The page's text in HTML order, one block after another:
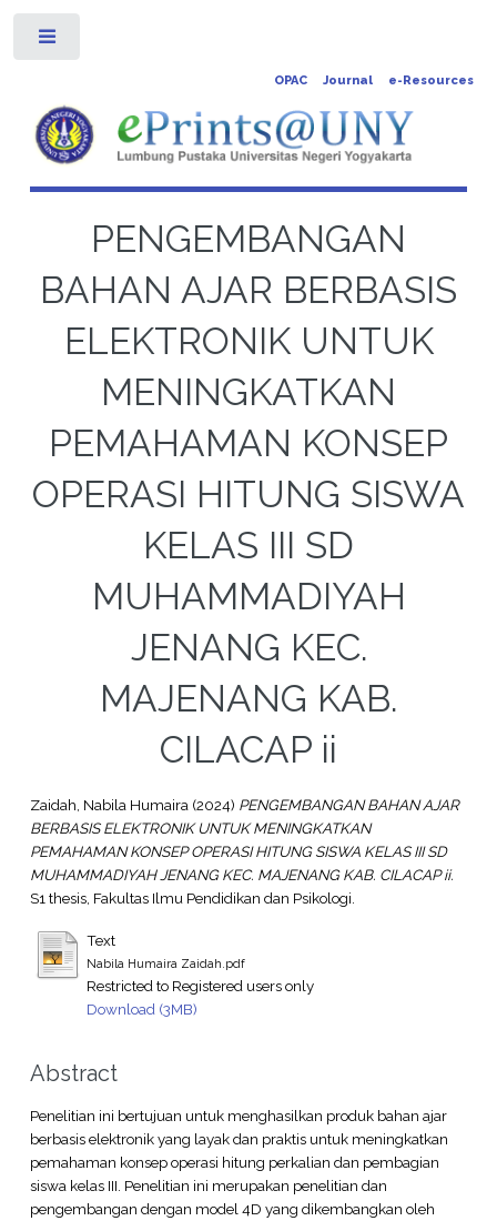
OPAC Journal e-Resources
PENGEMBANGAN
BAHAN AJAR BERBASIS
ELEKTRONIK UNTUK
MENINGKATKAN
PEMAHAMAN KONSEP
OPERASI HITUNG SISWA
KELAS III SD
MUHAMMADIYAH
JENANG KEC.
MAJENANG KAB.
CILACAP ii
Zaidah, Nabila Humaira(2024) PENGEMBANGAN BAHAN AJAR
BERBASIS ELEKTRONIK UNTUK MENINGKATKAN
PEMAHAMAN KONSEP OPERASI HITUNG SISWA KELAS III SD
MUHAMMADIYAH JENANG KEC. MAJENANG KAB. CILACAP ii.
S1 thesis, Fakultas Ilmu Pendidikan dan Psikologi.
Text
Nabila Humaira Zaidah.pdf
Restricted to Registered users only
Download (3MB)
Abstract
Penelitian ini bertujuan untuk menghasilkan produk bahan ajar
berbasis elektronik yang layak dan praktis untuk meningkatkan
pemahaman konsep operasi hitung perkalian dan pembagian
siswa kelas III. Penelitian ini merupakan penelitian dan
pengembangan dengan model 4D yang dikembangkan oleh